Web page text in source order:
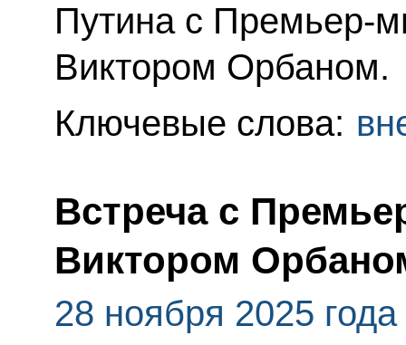
Путина с Премьер-
Виктором Орбаном.
Ключевые слова:
Встреча с
Виктором
28 ноября 2025 года